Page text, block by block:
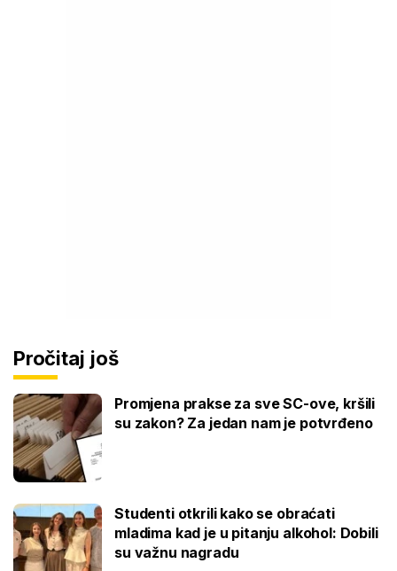
Pročitaj još
Promjena prakse za sve SC-ove, kršili
su zakon? Za jedan nam je potvrđeno
Studenti otkrili kako se obraćati
mladima kad je u pitanju alkohol: Dobili
su važnu nagradu